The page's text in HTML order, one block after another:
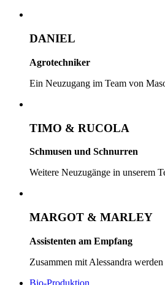
DANIEL
Agrotechniker
Ein Neuzugang im Team von
TIMO & RUCOLA
Schmusen und Schnurren
Weitere Neuzugänge in unserem
MARGOT & MARLEY
Assistenten am Empfang
Zusammen mit Alessandra
Bio-Produktion